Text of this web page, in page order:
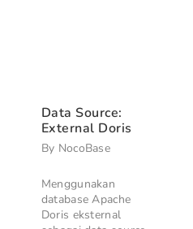
Data Source:
External Doris
By NocoBase
Menggunakan
database Apache
Doris eksternal